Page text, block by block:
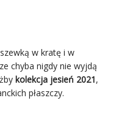
w kratę i w
chyba nigdy nie wyjdą
kolekcja jesień 2021,
płaszczy.